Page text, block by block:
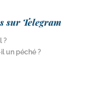
sur Telegram
?
un péché ?